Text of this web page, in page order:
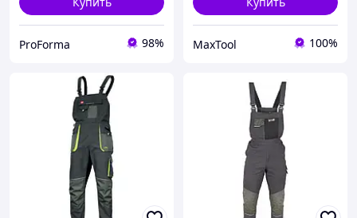
ProForma 98% MaxTool 100%